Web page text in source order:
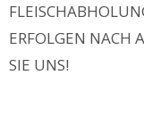
ERFOLGEN NACH
SIE UNS!